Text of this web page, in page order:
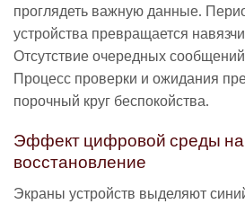
проглядеть важную данные.
устройства превращается
Отсутствие очередных
Процесс проверки и ожидания
порочный круг беспокойства.
Эффект цифровой среды на
восстановление
Экраны устройств выделяют